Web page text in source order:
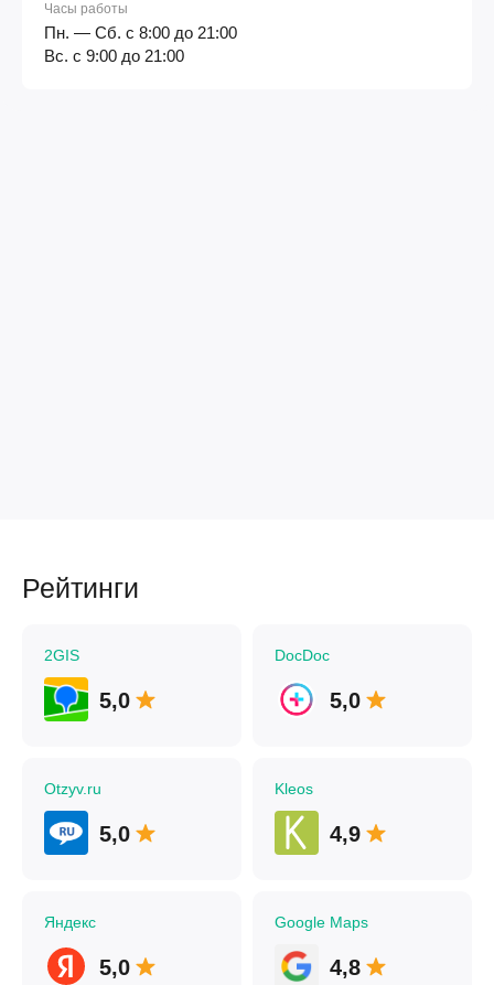
Часы работы
Пн. — Сб. с 8:00 до 21:00
Вс. с 9:00 до 21:00
Рейтинги
2GIS
5,0
DocDoc
5,0
Otzyv.ru
5,0
Kleos
4,9
Яндекс
5,0
Google Maps
4,8